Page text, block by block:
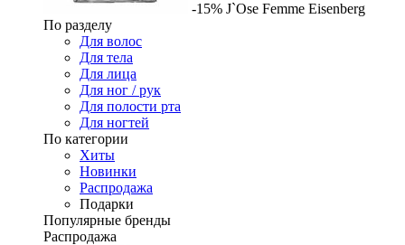
-15% J`Ose Femme Eisenberg
По разделу
Для волос
Для тела
Для лица
Для ног / рук
Для полости рта
Для ногтей
По категории
Хиты
Новинки
Распродажа
Подарки
Популярные бренды
Распродажа